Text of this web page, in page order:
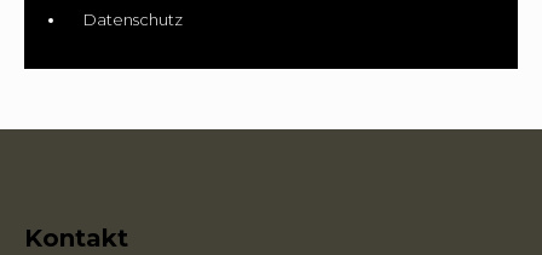
Datenschutz
Kontakt